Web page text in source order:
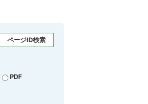
ページID検索
PDF